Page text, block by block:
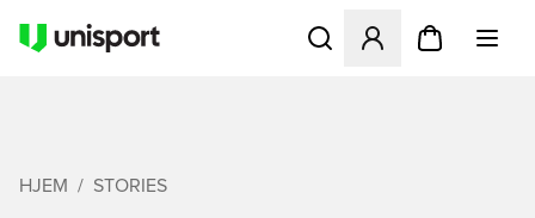
Åbner en Modal til at
HJEM STORIES